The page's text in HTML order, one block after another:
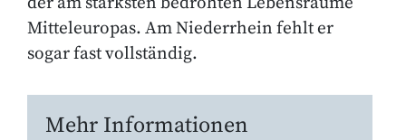
Mehr Informationen
Mitteleuropas. Am Niederrhein fehlt er
sogar fast vollständig.